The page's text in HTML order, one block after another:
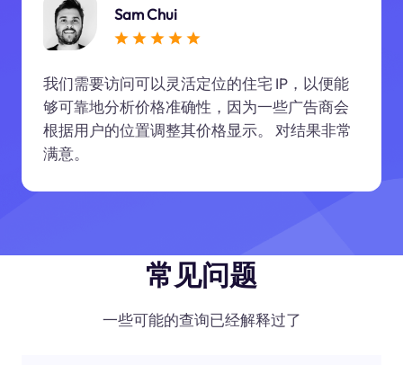
Sam Chui
我们需要访问可以灵活定位的住宅 IP，以便能
够可靠地分析价格准确性，因为一些广告商会
根据用户的位置调整其价格显示。 对结果非常
满意。
常见问题
一些可能的查询已经解释过了